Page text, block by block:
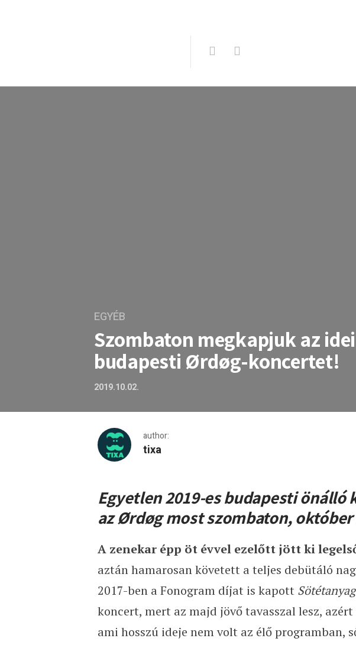
EGYÉB
Szombaton megkapjuk az
budapesti Ørdøg-koncertet!
2019.10.02.
author:
tixa
Szombaton megkapjuk az idei
Egyetlen 2019-es budapesti
az Ørdøg most szombaton, október
A zenekar épp öt évvel ezelőtt jött ki
aztán hamarosan követett a teljes debütáló
2017-ben a Fonogram díjat is kapott Sötétanyag
koncert, mert az majd jövő tavasszal lesz,
ami hosszú ideje nem volt az élő programban,